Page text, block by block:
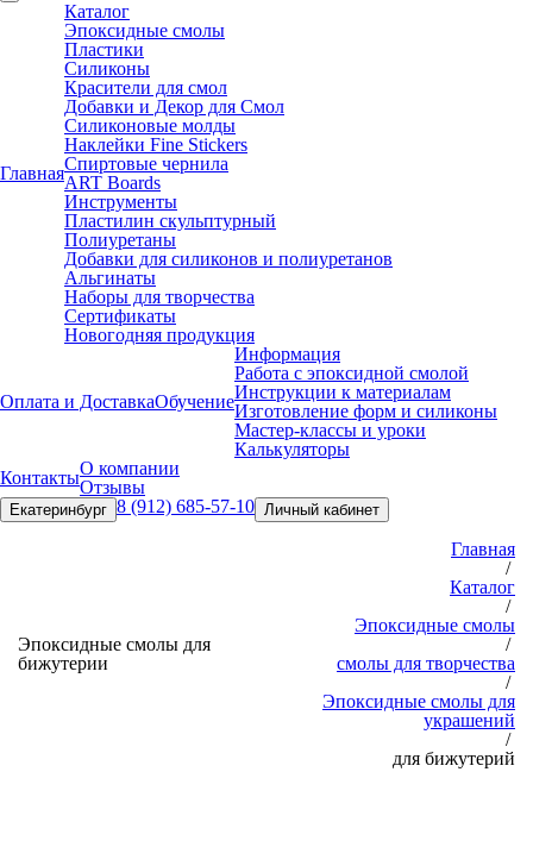
Главная
Каталог
Эпоксидные смолы
Пластики
Силиконы
Красители для смол
Добавки и Декор для Смол
Силиконовые молды
Наклейки Fine Stickers
Спиртовые чернила
ART Boards
Инструменты
Пластилин скульптурный
Полиуретаны
Добавки для силиконов и полиуретанов
Альгинаты
Наборы для творчества
Сертификаты
Новогодняя продукция
Оплата и ДоставкаОбучение
Информация
Работа с эпоксидной смолой
Инструкции к материалам
Изготовление форм и силиконы
Мастер-классы и уроки
Калькуляторы
КонтактыО компании
Отзывы
Екатеринбург 8 (912) 685-57-10 Личный кабинет
Эпоксидные смолы для
бижутерии
Главная
/
Каталог
/
Эпоксидные смолы
/
смолы для творчества
/
Эпоксидные смолы для
украшений
/
для бижутерий